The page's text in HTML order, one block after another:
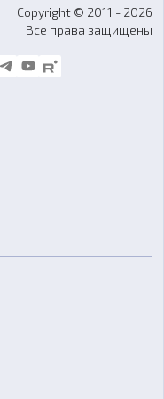
Copyright © 2011 - 2026
Все права защищены